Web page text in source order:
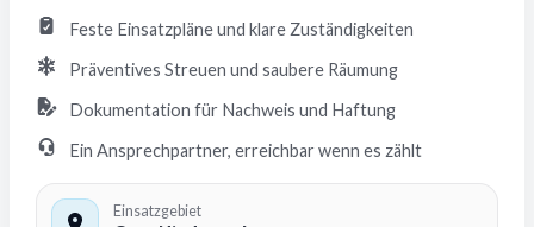
Feste Einsatzpläne und klare Zuständigkeiten
Präventives Streuen und saubere Räumung
Dokumentation für Nachweis und Haftung
Ein Ansprechpartner, erreichbar wenn es zählt
Einsatzgebiet